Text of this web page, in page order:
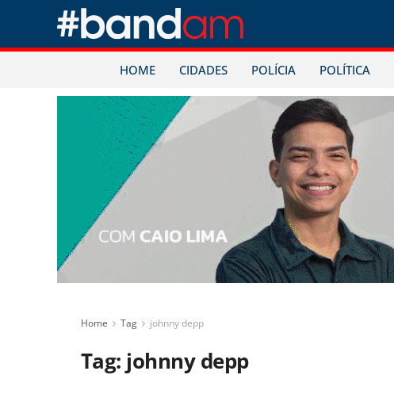
HOME CIDADES POLÍCIA POLÍTICA
Home Tag johnny depp
Tag: johnny depp